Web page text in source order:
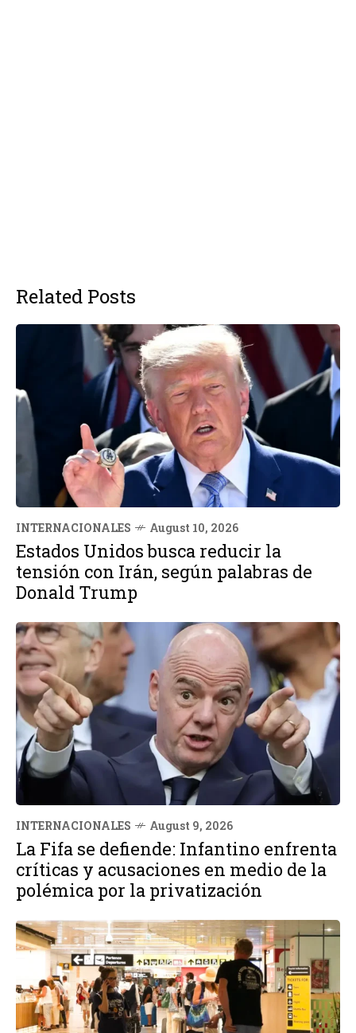
Related Posts
INTERNACIONALES August 10, 2026
Estados Unidos busca reducir la
tensión con Irán, según palabras de
Donald Trump
INTERNACIONALES August 9, 2026
La Fifa se defiende: Infantino enfrenta
críticas y acusaciones en medio de la
polémica por la privatización